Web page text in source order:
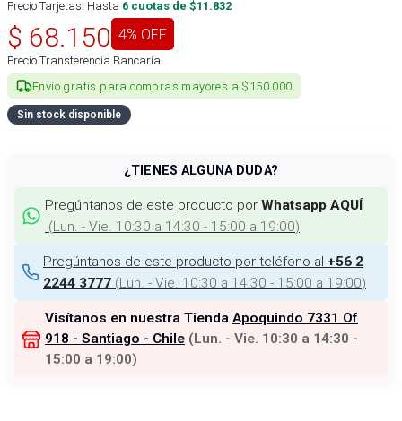
Precio Tarjetas: Hasta 6 cuotas de $11.832
$ 68.150 4% OFF
Precio Transferencia Bancaria
Envío gratis para compras mayores a $150.000
Sin stock disponible
¿TIENES ALGUNA DUDA?
Pregúntanos de este producto por Whatsapp AQUÍ
(Lun. - Vie. 10:30 a 14:30 - 15:00 a 19:00)
Pregúntanos de este producto por teléfono al +56 2
2244 3777 (Lun. - Vie. 10:30 a 14:30 - 15:00 a 19:00)
Visítanos en nuestra Tienda Apoquindo 7331 Of
918 - Santiago - Chile (Lun. - Vie. 10:30 a 14:30 -
15:00 a 19:00)